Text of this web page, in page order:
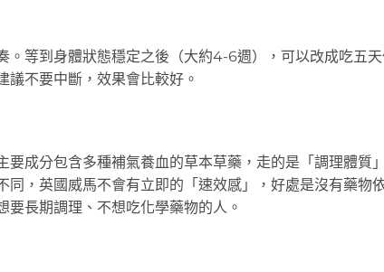
。等到身體狀態穩定之後（大約4-6週），可以改成吃五
議不要中斷，效果會比較好。
成分包含多種補氣養血的草本草藥，走的是「調理體質
，英國威馬不會有立即的「速效感」，好處是沒有藥物
長期調理、不想吃化學藥物的人。